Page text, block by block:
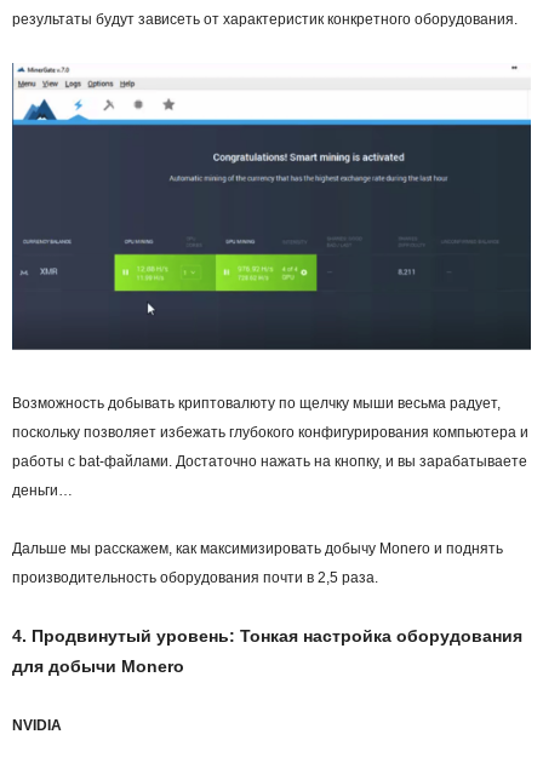
результаты будут зависеть от характеристик конкретного оборудования.
Возможность добывать криптовалюту по щелчку мыши весьма радует,
поскольку позволяет избежать глубокого конфигурирования компьютера и
работы с bat-файлами. Достаточно нажать на кнопку, и вы зарабатываете
деньги…
Дальше мы расскажем, как максимизировать добычу Monero и поднять
производительность оборудования почти в 2,5 раза.
4. Продвинутый уровень: Тонкая настройка оборудования
для добычи Monero
NVIDIA